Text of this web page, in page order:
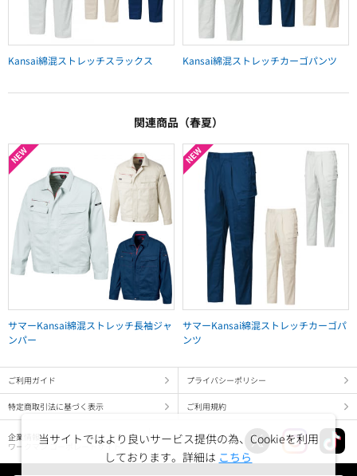
Kansai綿混ストレッチスラックス Kansai綿混ストレッチカーゴパンツ
関連商品（春夏）
サマーKansai綿混ストレッチ長袖ジャ
ンパー
サマーKansai綿混ストレッチカーゴパ
ンツ
ご利用ガイド プライバシーポリシー
特定商取引法に基づく表示 ご利用規約
企業情報
ワークマン コーポレートサイト
当サイトではより良いサービス提供の為、Cookieを利用
しております。詳細は こちら